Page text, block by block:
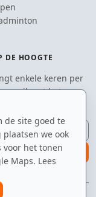
de site goed te
we ook
voor het tonen
Maps. Lees
DE HOOGTE
enkele keren per
e-mail met het
aanmelden